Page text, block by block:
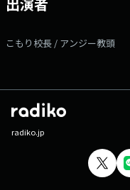
無料のアプリです!） ◇メ
時間割】 ▽22:00～『生放
▽22:18頃～『乃木坂
▽23:08頃～『ミセスLOCKS!
放送教室③』＜こもり校長・
入れ替わりでアーティスト
OF LOCK!の入学のしおり
乃木坂46・5期生の井上和先
作っていく場所が「乃木坂
こもり校長 / アンジー教頭
radiko.jp